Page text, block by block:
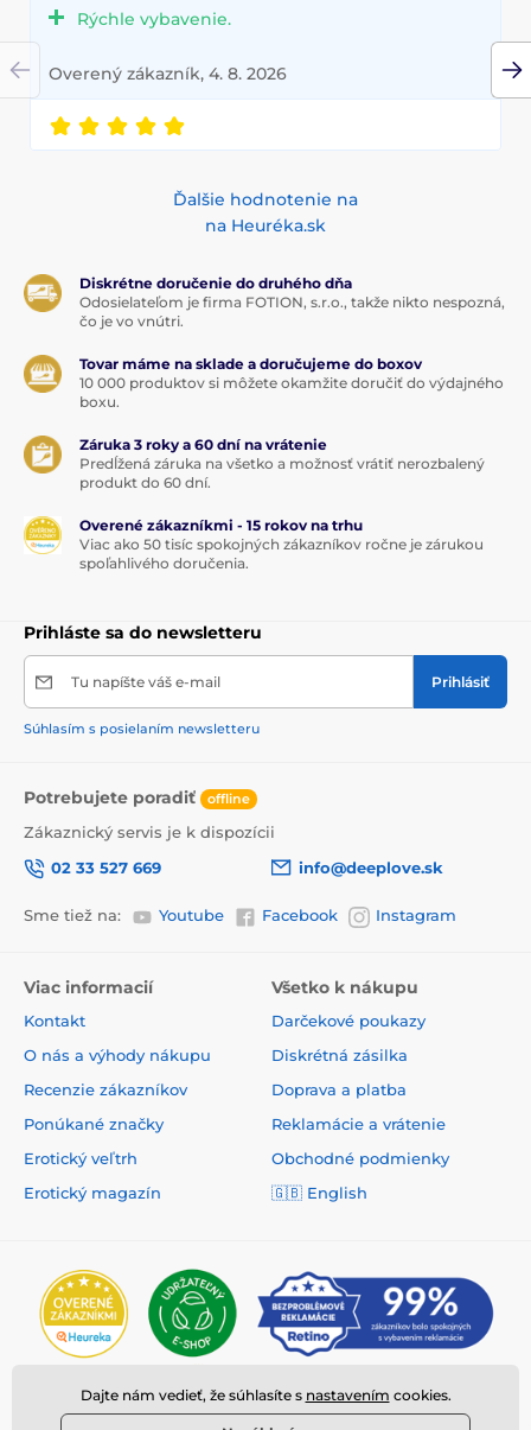
Rýchle vybavenie.
Overený zákazník, 4. 8. 2026
Ďalšie hodnotenie na
na Heuréka.sk
Diskrétne doručenie do druhého dňa
Odosielateľom je firma FOTION, s.r.o., takže nikto nespozná,
čo je vo vnútri.
Tovar máme na sklade a doručujeme do boxov
10 000 produktov si môžete okamžite doručiť do výdajného
boxu.
Záruka 3 roky a 60 dní na vrátenie
Predĺžená záruka na všetko a možnosť vrátiť nerozbalený
produkt do 60 dní.
Overené zákazníkmi - 15 rokov na trhu
Viac ako 50 tisíc spokojných zákazníkov ročne je zárukou
spoľahlivého doručenia.
Prihláste sa do newsletteru
Tu napíšte váš e-mail Prihlásiť
Súhlasím s posielaním newsletteru
Potrebujete poradiť offline
Zákaznický servis je k dispozícii
02 33 527 669
info@deeplove.sk
Sme tiež na: Youtube Facebook Instagram
Viac informacií
Kontakt
O nás a výhody nákupu
Recenzie zákazníkov
Ponúkané značky
Erotický veľtrh
Erotický magazín
Všetko k nákupu
Darčekové poukazy
Diskrétná zásilka
Doprava a platba
Reklamácie a vrátenie
Obchodné podmienky
🇬🇧 English
Dajte nám vedieť, že súhlasíte s nastavením cookies.